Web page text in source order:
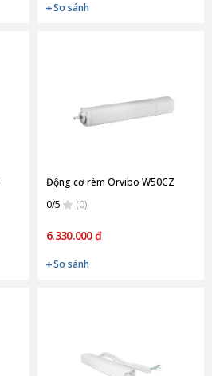
So sánh
Động cơ rèm Orvibo W50CZ
0/5
(0)
6.330.000 ₫
So sánh